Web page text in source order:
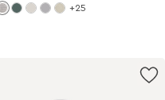
+25